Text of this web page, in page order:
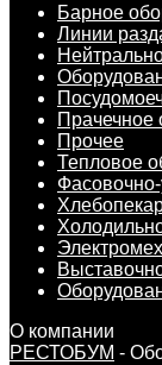
Барное
Линии
Прачечное
Прочее
Тепловое
О компании
РЕСТОБУМ -